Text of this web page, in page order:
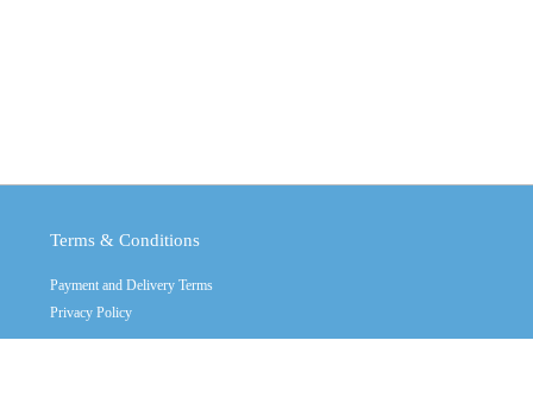
Terms & Conditions
Payment and Delivery Terms
Privacy Policy